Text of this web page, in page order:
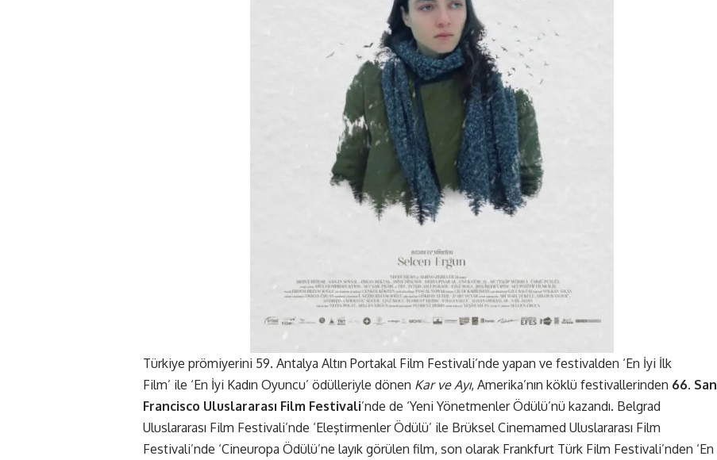
Türkiye prömiyerini 59. Antalya Altın Portakal Film Festivali’nde yapan ve festivalden ‘En İyi İlk
Film’ ile ‘En İyi Kadın Oyuncu’ ödülleriyle dönen Kar ve Ayı, Amerika’nın köklü festivallerinden 66. San
Francisco Uluslararası Film Festivali’nde de ‘Yeni Yönetmenler Ödülü’nü kazandı. Belgrad
Uluslararası Film Festivali’nde ‘Eleştirmenler Ödülü’ ile Brüksel Cinemamed Uluslararası Film
Festivali’nde ‘Cineuropa Ödülü’ne layık görülen film, son olarak Frankfurt Türk Film Festivali’nden ‘En